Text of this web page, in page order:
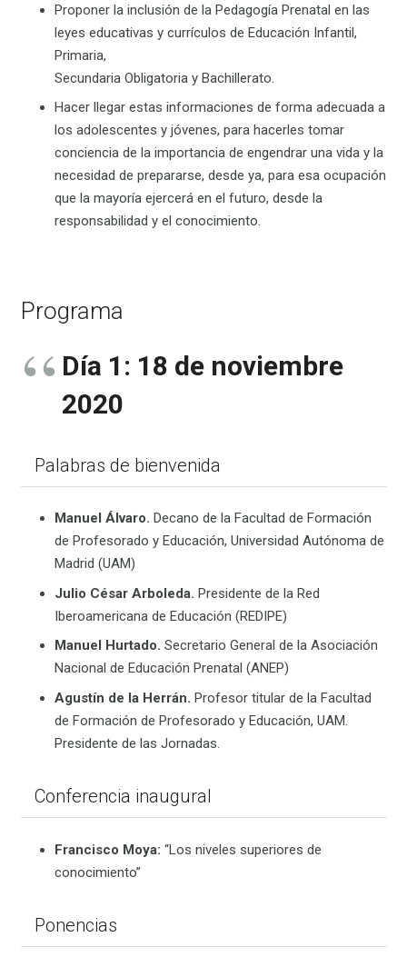
Proponer la inclusión de la Pedagogía Prenatal en las
leyes educativas y currículos de Educación Infantil,
Primaria,
Secundaria Obligatoria y Bachillerato.
Hacer llegar estas informaciones de forma adecuada a
los adolescentes y jóvenes, para hacerles tomar
conciencia de la importancia de engendrar una vida y la
necesidad de prepararse, desde ya, para esa ocupación
que la mayoría ejercerá en el futuro, desde la
responsabilidad y el conocimiento.
Programa
Día 1: 18 de noviembre
2020
Palabras de bienvenida
Manuel Álvaro. Decano de la Facultad de Formación
de Profesorado y Educación, Universidad Autónoma de
Madrid (UAM)
Julio César Arboleda. Presidente de la Red
Iberoamericana de Educación (REDIPE)
Manuel Hurtado. Secretario General de la Asociación
Nacional de Educación Prenatal (ANEP)
Agustín de la Herrán. Profesor titular de la Facultad
de Formación de Profesorado y Educación, UAM.
Presidente de las Jornadas.
Conferencia inaugural
Francisco Moya: “Los niveles superiores de
conocimiento”
Ponencias